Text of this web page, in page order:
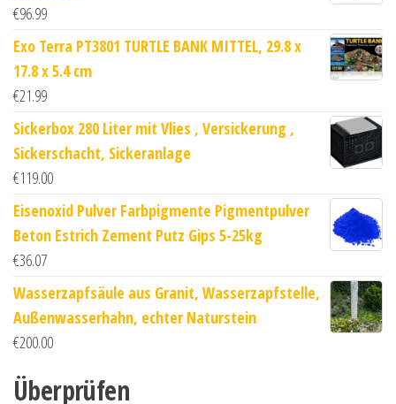
€96.99
Exo Terra PT3801 TURTLE BANK MITTEL, 29.8 x
17.8 x 5.4 cm
€21.99
Sickerbox 280 Liter mit Vlies , Versickerung ,
Sickerschacht, Sickeranlage
€119.00
Eisenoxid Pulver Farbpigmente Pigmentpulver
Beton Estrich Zement Putz Gips 5-25kg
€36.07
Wasserzapfsäule aus Granit, Wasserzapfstelle,
Außenwasserhahn, echter Naturstein
€200.00
Überprüfen